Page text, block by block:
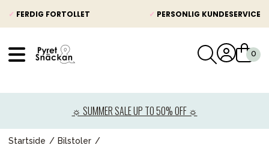
✓ FERDIG FORTOLLET ✓ PERSONLIG KUNDESERVICE
☼ SUMMER SALE UP TO 50% OFF ☼
Startside
Bilstoler
Barnevogner